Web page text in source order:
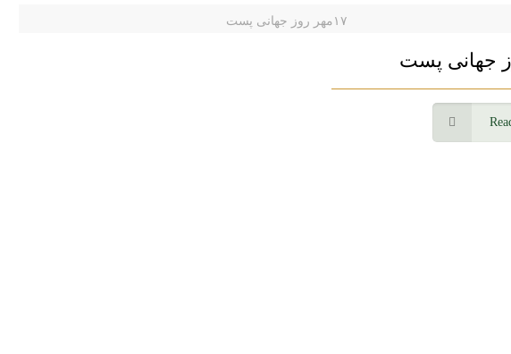
۱۷مهر روز جهانی پست